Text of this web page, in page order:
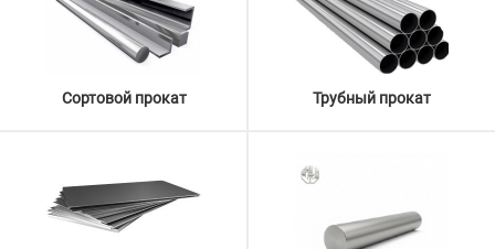
Сортовой прокат Трубный прокат